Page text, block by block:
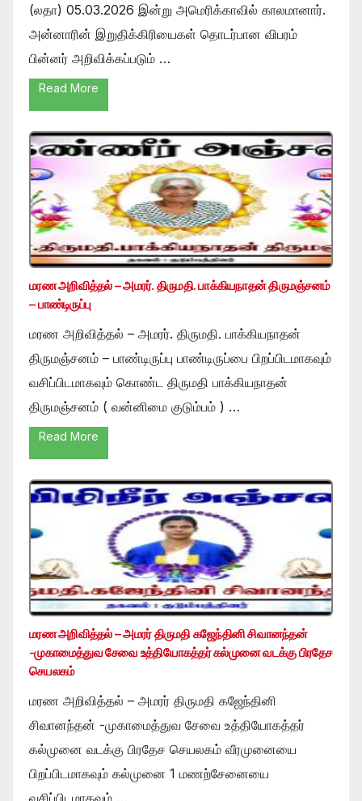
(லதா) 05.03.2026 இன்று அமெரிக்காவில் காலமானார்.
அன்னாரின் இறுதிக்கிரியைகள் தொடர்பான விபரம்
பின்னர் அறிவிக்கப்படும் …
Read More
மரண அறிவித்தல் – அமரர். திருமதி. பாக்கியநாதன் திருமஞ்சனம்
– பாண்டிருப்பு
மரண அறிவித்தல் – அமரர். திருமதி. பாக்கியநாதன்
திருமஞ்சனம் – பாண்டிருப்பு பாண்டிருப்பை பிறப்பிடமாகவும்
வசிப்பிடமாகவும் கொண்ட திருமதி பாக்கியநாதன்
திருமஞ்சனம் ( வன்னிமை குடும்பம் ) …
Read More
மரண அறிவித்தல் – அமரர் திருமதி கஜேந்தினி சிவானந்தன்
-முகாமைத்துவ சேவை உத்தியோகத்தர் கல்முனை வடக்கு பிரதேச
செயலகம்
மரண அறிவித்தல் – அமரர் திருமதி கஜேந்தினி
சிவானந்தன் -முகாமைத்துவ சேவை உத்தியோகத்தர்
கல்முனை வடக்கு பிரதேச செயலகம் வீரமுனையை
பிறப்பிடமாகவும் கல்முனை 1 மணற்சேனையை
வசிப்பிடமாகவும் …